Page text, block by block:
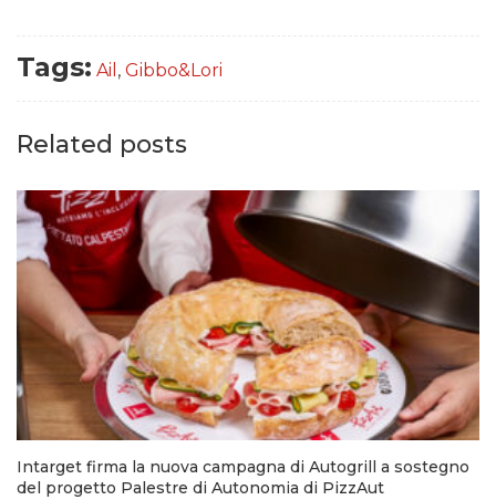
Tags: Ail , Gibbo&Lori
Related posts
Intarget firma la nuova campagna di Autogrill a sostegno
del progetto Palestre di Autonomia di PizzAut